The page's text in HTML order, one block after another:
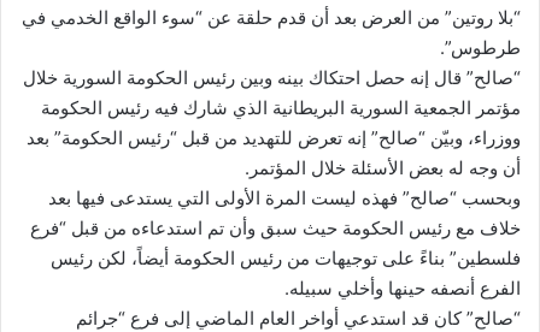
“بلا روتين” من العرض بعد أن قدم حلقة عن “سوء الواقع الخدمي في
طرطوس”.
“صالح” قال إنه حصل احتكاك بينه وبين رئيس الحكومة السورية خلال
مؤتمر الجمعية السورية البريطانية الذي شارك فيه رئيس الحكومة
ووزراء، وبيّن “صالح” إنه تعرض للتهديد من قبل “رئيس الحكومة” بعد
أن وجه له بعض الأسئلة خلال المؤتمر.
وبحسب “صالح” فهذه ليست المرة الأولى التي يستدعى فيها بعد
خلاف مع رئيس الحكومة حيث سبق وأن تم استدعاءه من قبل “فرع
فلسطين” بناءً على توجيهات من رئيس الحكومة أيضاً، لكن رئيس
الفرع أنصفه حينها وأخلي سبيله.
“صالح” كان قد استدعي أواخر العام الماضي إلى فرع “جرائم